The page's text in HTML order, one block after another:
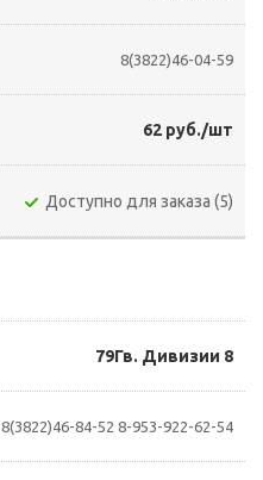
8(3822)46-04-59
62 руб./шт
Доступно для заказа (5)
79Гв. Дивизии 8
8(3822)46-84-52 8-953-922-62-54